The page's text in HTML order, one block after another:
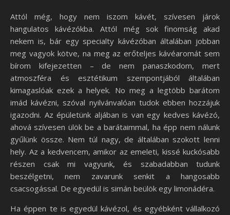
Attól még, hogy nem iszom kávét, szívesen járok
hangulatos kávézókba. Attól még sok finomság akad
nekem is, bár egy specialty kávézóban általában jobban
meg vagyok kötve, na meg az erőteljes kávéaromát sem
bírom kifejezetten – de nem panaszkodom, mert
atmoszféra és esztétikum szempontjából általában
kimagaslóak ezek a helyek. No meg a legtöbb barátom
imád kávézni, szóval nyilvánvalóan tudok ebben hozzájuk
igazodni. Az épületünk aljában is van egy kedves kávézó,
ahová szívesen ülök be a barátaimmal, ha épp nem nálunk
gyűlünk össze. Nem túl nagy, de általában szokott lenni
hely. Az a kedvencem, amikor az emeleti, kissé kuckósabb
részen csak mi vagyunk, és szabadabban tudunk
beszélgetni, nem zavarunk senkit a hangosabb
csacsogással. De egyedül is simán beülök egy limonádéra.
Ha éppen te is egyedül kávézol, és egyébként vállalkozó